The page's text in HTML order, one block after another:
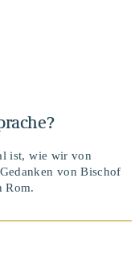
ist, wie wir von
von Bischof
Rom.